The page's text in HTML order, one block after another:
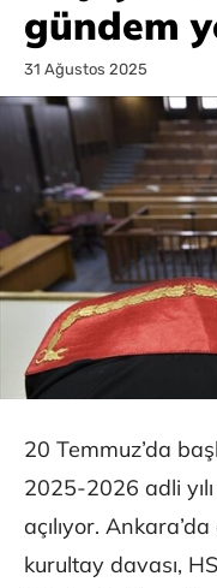
gündem
31 Ağustos 2025
20 Temmuz’da
2025-2026 adli
açılıyor.
kurultay davası,